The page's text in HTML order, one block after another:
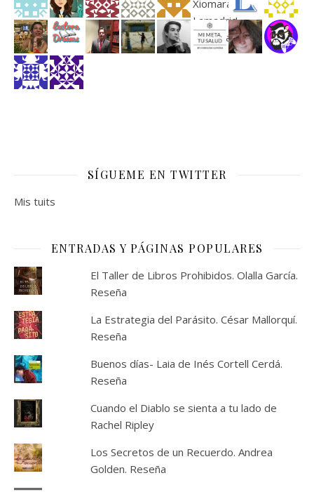
SÍGUEME EN TWITTER
Mis tuits
ENTRADAS Y PÁGINAS POPULARES
El Taller de Libros Prohibidos. Olalla García.
Reseña
La Estrategia del Parásito. César Mallorquí.
Reseña
Buenos días- Laia de Inés Cortell Cerdá.
Reseña
Cuando el Diablo se sienta a tu lado de
Rachel Ripley
Los Secretos de un Recuerdo. Andrea
Golden. Reseña